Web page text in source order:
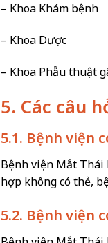
– Khoa Khám bệnh
– Khoa Dược
– Khoa Phẫu thuật
5. Các câu
5.1. Bệnh viện
Bệnh viện Mắt Thái
hợp không có thẻ,
5.2. Bệnh viện